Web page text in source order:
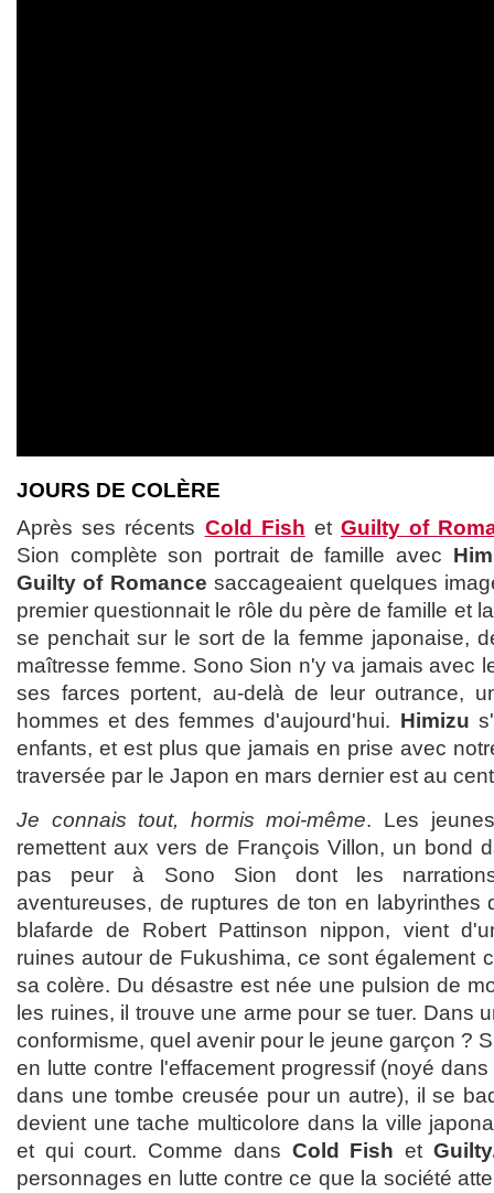
JOURS DE COLÈRE
Après ses récents Cold Fish etGuilty of
Sion complète son portrait de famille avec
Guilty of Romance saccageaient quelques
premier questionnait le rôle du père de famille et
se penchait sur le sort de la femme japonaise,
maîtresse femme. Sono Sion n'y va jamais avec
ses farces portent, au-delà de leur outrance,
hommes et des femmes d'aujourd'hui. Himizu
enfants, et est plus que jamais en prise avec
traversée par le Japon en mars dernier est au
Je connais tout, hormis moi-même. Les
remettent aux vers de François Villon, un bond
pas peur à Sono Sion dont les
aventureuses, de ruptures de ton en labyrinthes
blafarde de Robert Pattinson nippon, vient
ruines autour de Fukushima, ce sont également
sa colère. Du désastre est née une pulsion de
les ruines, il trouve une arme pour se tuer. Dans
conformisme, quel avenir pour le jeune garçon ?
en lutte contre l'effacement progressif (noyé
dans une tombe creusée pour un autre), il se
devient une tache multicolore dans la ville
et qui court. Comme dans Cold Fish et
personnages en lutte contre ce que la société